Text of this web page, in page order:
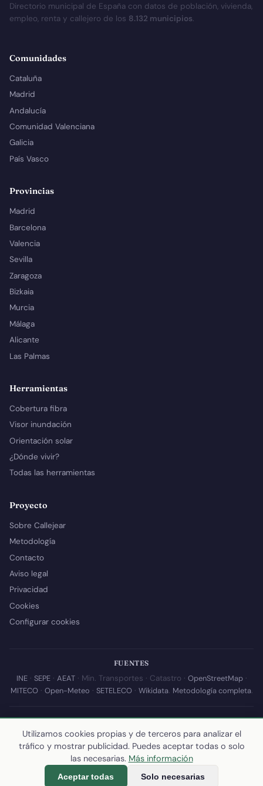
Directorio municipal de España con datos de población, vivienda,
empleo, renta y callejero de los 8.132 municipios.
Comunidades
Cataluña
Madrid
Andalucía
Comunidad Valenciana
Galicia
País Vasco
Provincias
Madrid
Barcelona
Valencia
Sevilla
Zaragoza
Bizkaia
Murcia
Málaga
Alicante
Las Palmas
Herramientas
Cobertura fibra
Visor inundación
Orientación solar
¿Dónde vivir?
Todas las herramientas
Proyecto
Sobre Callejear
Metodología
Contacto
Aviso legal
Privacidad
Cookies
Configurar cookies
FUENTES
INE· SEPE· AEAT· Min. Transportes · Catastro · OpenStreetMap·
MITECO· Open-Meteo · SETELECO· Wikidata. Metodología completa.
© 2026 Callejear.com — Directorio municipal de España con datos
abiertos. Desarrollado y mantenido porYoel Castaño.
Última actualización de esta página:10 de julio de 2026
calculamos los datos
Utilizamos cookies propias y de terceros para analizar el
tráfico y mostrar publicidad. Puedes aceptar todas o solo
las necesarias. Más información
Aceptar todas Solo necesarias